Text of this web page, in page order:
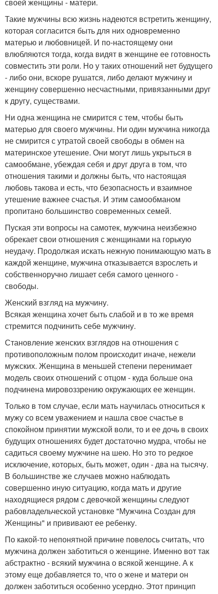
своей женщины - матери.
Такие мужчины всю жизнь надеются встретить женщину,
которая согласится быть для них одновременно
матерью и любовницей. И по-настоящему они
влюбляются тогда, когда видят в женщине ее готовность
совместить эти роли. Но у таких отношений нет будущего
- либо они, вскоре рушатся, либо делают мужчину и
женщину совершенно несчастными, привязанными друг
к другу, существами.
Ни одна женщина не смирится с тем, чтобы быть
матерью для своего мужчины. Ни один мужчина никогда
не смирится с утратой своей свободы в обмен на
материнское утешение. Они могут лишь укрыться в
самообмане, убеждая себя и друг друга в том, что
отношения такими и должны быть, что настоящая
любовь такова и есть, что безопасность и взаимное
утешение важнее счастья. И этим самообманом
пропитано большинство современных семей.
Пуская эти вопросы на самотек, мужчина неизбежно
обрекает свои отношения с женщинами на горькую
неудачу. Продолжая искать нежную понимающую мать в
каждой женщине, мужчина отказывается взрослеть и
собственноручно лишает себя самого ценного -
свободы.
Женский взгляд на мужчину.
Всякая женщина хочет быть слабой и в то же время
стремится подчинить себе мужчину.
Становление женских взглядов на отношения с
противоположным полом происходит иначе, нежели
мужских. Женщина в меньшей степени перенимает
модель своих отношений с отцом - куда больше она
подчинена мировоззрению окружающих ее женщин.
Только в том случае, если мать научилась относиться к
мужу со всем уважением и нашла свое счастье в
спокойном принятии мужской воли, то и ее дочь в своих
будущих отношениях будет достаточно мудра, чтобы не
садиться своему мужчине на шею. Но это то редкое
исключение, которых, быть может, один - два на тысячу.
В большинстве же случаев можно наблюдать
совершенно иную ситуацию, когда мать и другие
находящиеся рядом с девочкой женщины следуют
рабовладельческой установке "Мужчина Создан для
Женщины" и прививают ее ребенку.
По какой-то непонятной причине повелось считать, что
мужчина должен заботиться о женщине. Именно вот так
абстрактно - всякий мужчина о всякой женщине. А к
этому еще добавляется то, что о жене и матери он
должен заботиться особенно усердно. Этот принцип